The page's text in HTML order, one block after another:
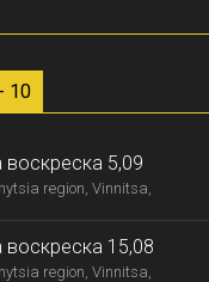
10
воскреска 5,09
region, Vinnitsa,
воскреска 15,08
region, Vinnitsa,